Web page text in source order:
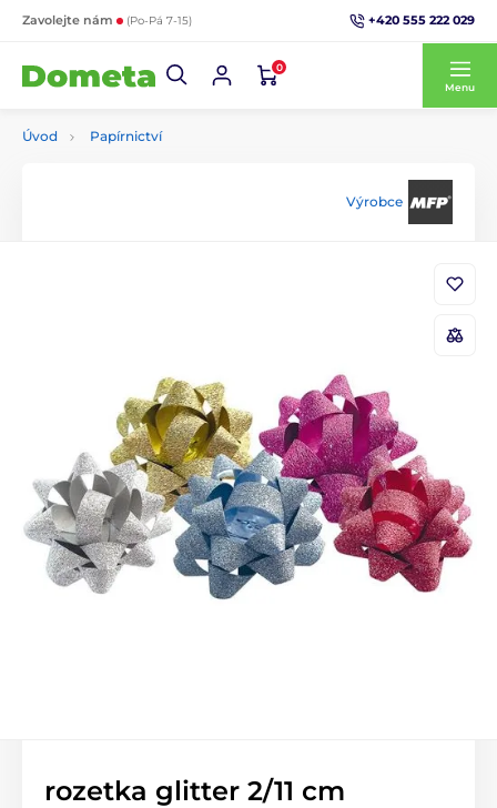
Zavolejte nám (Po-Pá 7-15) +420 555 222 029
0
Menu
Úvod Papírnictví
Výrobce
rozetka glitter 2/11 cm